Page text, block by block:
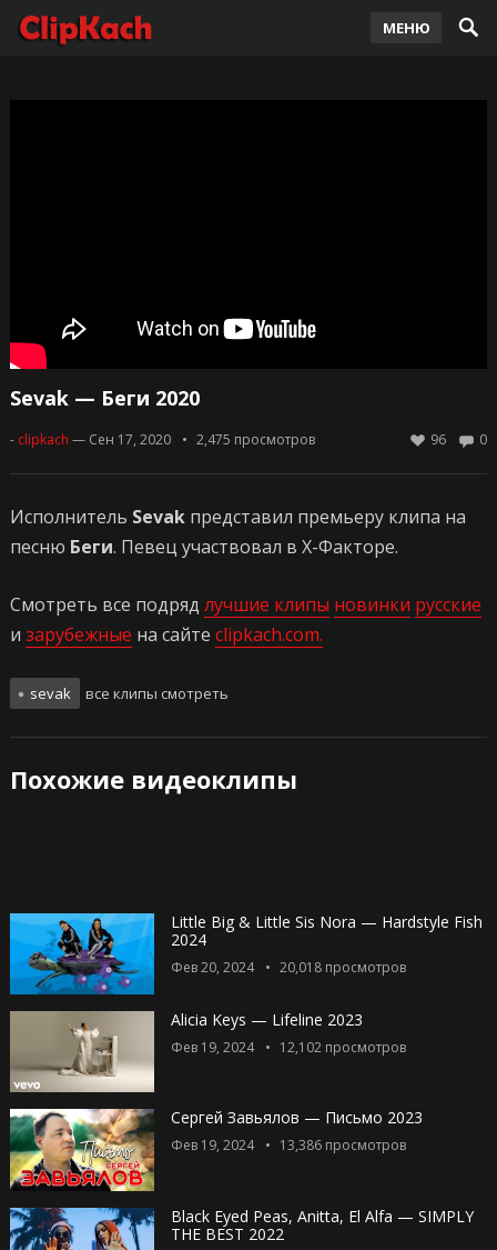
МЕНЮ
Sevak — Беги 2020
- clipkach — Сен 17, 2020 2,475 просмотров 0
96
Исполнитель Sevakпредставил премьеру клипа на
песню Беги. Певец участвовал в Х-Факторе.
Смотреть все подряд лучшие клипы новинки русские
и зарубежные на сайте clipkach.com.
sevak все клипы смотреть
Похожие видеоклипы
Little Big & Little Sis Nora — Hardstyle Fish
2024
Фев 20, 2024 20,018просмотров
Alicia Keys — Lifeline 2023
Фев 19, 2024 12,102просмотров
Сергей Завьялов — Письмо 2023
Фев 19, 2024 13,386просмотров
Black Eyed Peas, Anitta, El Alfa — SIMPLY
THE BEST 2022